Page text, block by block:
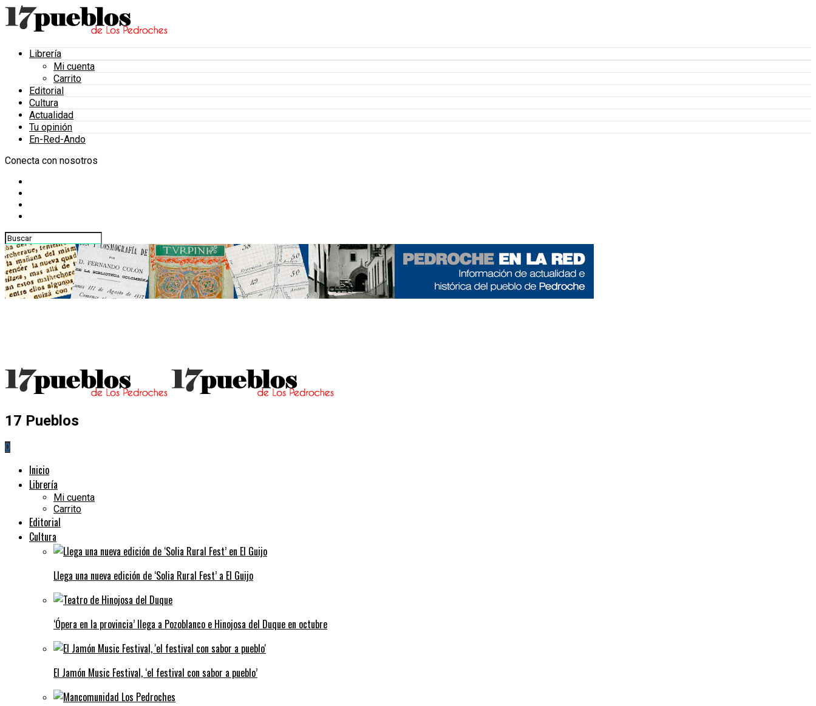
Librería
Mi cuenta
Carrito
Editorial
Cultura
Actualidad
Tu opinión
En-Red-Ando
Conecta con nosotros
17 Pueblos
0
Inicio
Librería
Mi cuenta
Carrito
Editorial
Cultura
Llega una nueva edición de ‘Solia Rural Fest’ a El Guijo
‘Ópera en la provincia’ llega a Pozoblanco e Hinojosa del Duque en octubre
El Jamón Music Festival, ‘el festival con sabor a pueblo’